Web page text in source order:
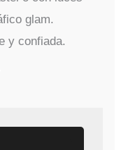
glam.
y confiada.